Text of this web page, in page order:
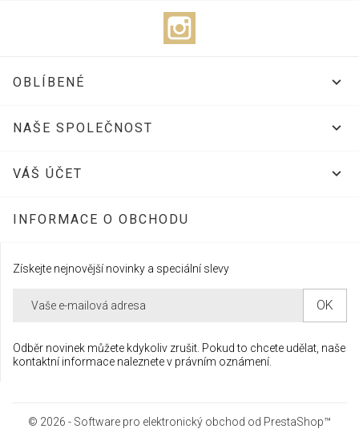
OBLÍBENÉ 
NAŠE SPOLEČNOST 
VÁŠ ÚČET 
INFORMACE O OBCHODU
Získejte nejnovější novinky a speciální slevy
Odběr novinek můžete kdykoliv zrušit. Pokud to chcete udělat, naše
kontaktní informace naleznete v právním oznámení.
© 2026 - Software pro elektronický obchod od PrestaShop™